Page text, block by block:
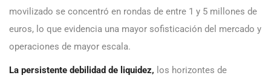
movilizado se concentró en rondas de entre 1 y 5 millones de
euros, lo que evidencia una mayor sofisticación del mercado y
operaciones de mayor escala.
La persistente debilidad de liquidez, los horizontes de